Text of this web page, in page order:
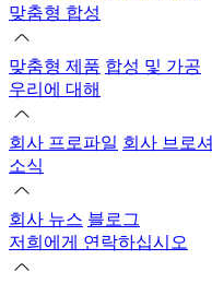
맞춤형 합성
맞춤형 제품 합성 및 가공
우리에 대해
회사 프로파일 회사 브로셔
소식
회사 뉴스 블로그
저희에게 연락하십시오